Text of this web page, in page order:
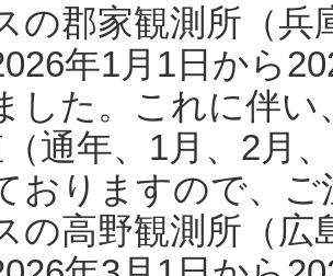
の郡家観測所（
年1月1日から
した。これに伴い
通年、1月、2月
おりますので、
の高野観測所（